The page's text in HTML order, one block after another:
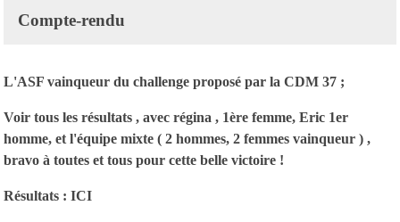
Compte-rendu
L'ASF vainqueur du challenge proposé par la CDM 37 ;
Voir tous les résultats , avec régina , 1ère femme, Eric 1er
homme, et l'équipe mixte ( 2 hommes, 2 femmes vainqueur ) ,
bravo à toutes et tous pour cette belle victoire !
Résultats : ICI